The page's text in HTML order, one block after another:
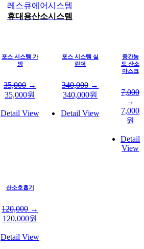
레스큐에어시스템
휴대용산소시스템
포스 시스템 가
방
35,000 →
35,000원
Detail View
포스 시스템 실
린더
340,000 →
340,000원
Detail View
중간농
도 산소
마스크
7,000
→
7,000
원
Detail
View
산소호흡기
120,000 →
120,000원
Detail View